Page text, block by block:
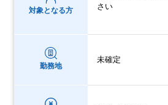
対象となる方
さい
勤務地
未確定